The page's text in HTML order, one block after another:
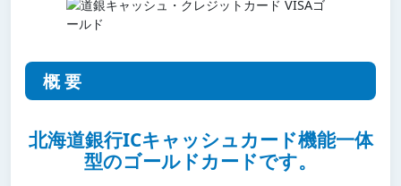
概要
北海道銀行ICキャッシュカード機能一体
型のゴールドカードです。